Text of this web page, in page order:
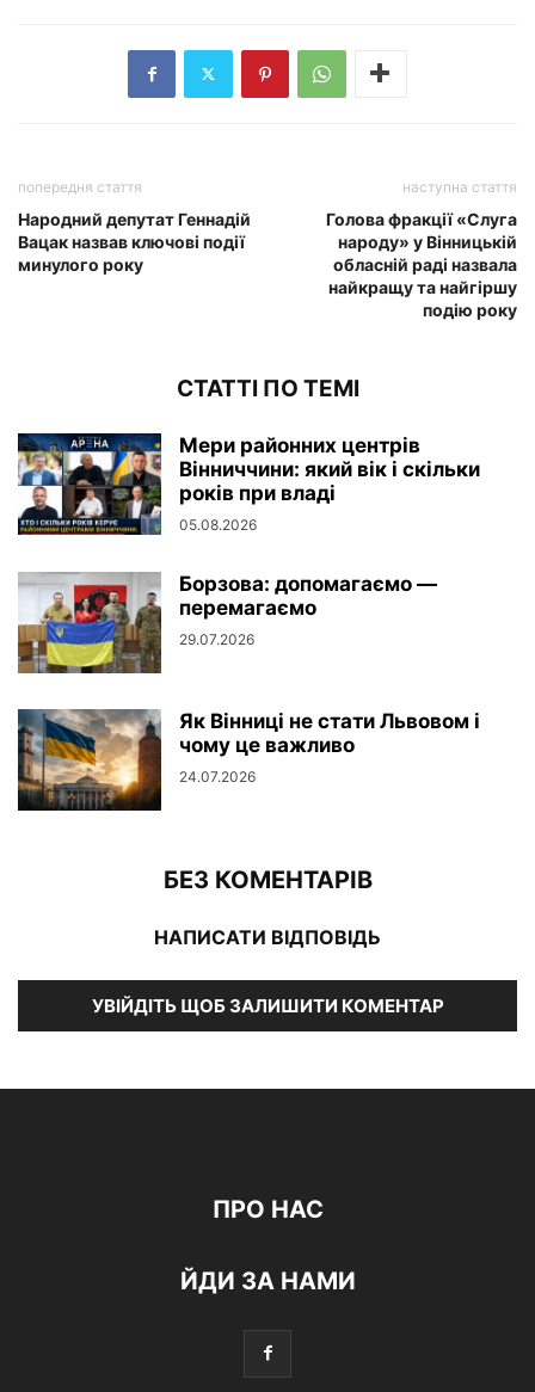
попередня стаття
Народний депутат Геннадій
Вацак назвав ключові події
минулого року
наступна стаття
Голова фракції «Слуга
народу» у Вінницькій
обласній раді назвала
найкращу та найгіршу
подію року
СТАТТІ ПО ТЕМІ
Мери районних центрів
Вінниччини: який вік і скільки
років при владі
05.08.2026
Борзова: допомагаємо —
перемагаємо
29.07.2026
Як Вінниці не стати Львовом і
чому це важливо
24.07.2026
БЕЗ КОМЕНТАРІВ
НАПИСАТИ ВІДПОВІДЬ
УВІЙДІТЬ ЩОБ ЗАЛИШИТИ КОМЕНТАР
ПРО НАС
ЙДИ ЗА НАМИ